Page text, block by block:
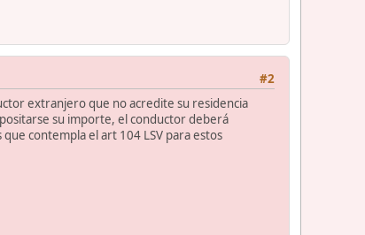
#2
extranjero que no acredite su residencia
su importe, el conductor deberá
contempla el art 104 LSV para estos